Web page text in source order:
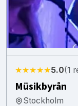
★★★★★5.0(1
Müsikbyrån
Stockholm